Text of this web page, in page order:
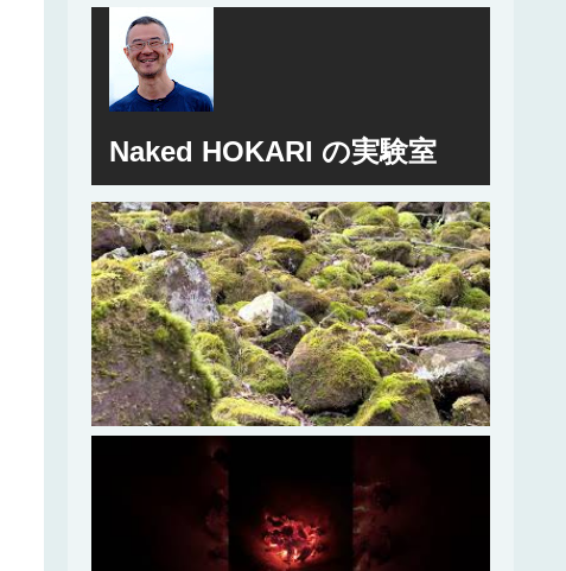
Naked HOKARI の実験室